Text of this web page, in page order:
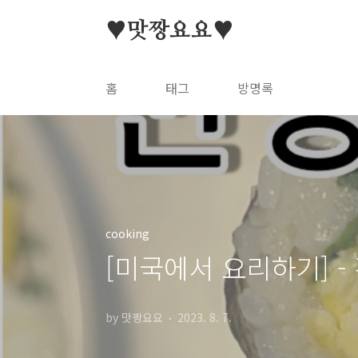
♥맛짱요요♥
홈 태그 방명록
cooking
[미국에서 요리하기] -
by 맛짱요요 2023. 8. 7.